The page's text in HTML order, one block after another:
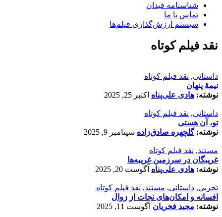
شناسنامه فیدان
تماس با ما
سیستم ارزش‌گذاری فیلم‌ها
نقد فیلم کوتاه
داستانی, نقد فیلم کوتاه
نیمۀ پنهان
نوشته: هادی علی‌پناه اکتبر 25, 2025
داستانی, نقد فیلم کوتاه
تو، آن هستی
نوشته:گلچهره صادق‌زاده سپتامبر 9, 2025
مستند, نقد فیلم کوتاه
غریبگان در سرزمین غریبه‌ها
نوشته: هادی علی‌پناه آگوست 20, 2025
تجربی, داستانی, مستند, نقد فیلم کوتاه
افسانه‌ و امکان‌های نجات از زوال
نوشته: مجید فخریان آگوست 11, 2025